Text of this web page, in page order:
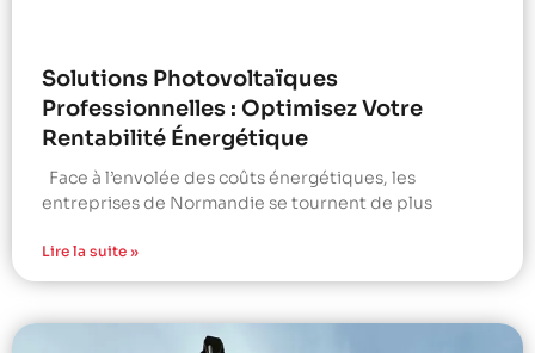
Solutions Photovoltaïques
Professionnelles : Optimisez Votre
Rentabilité Énergétique
Face à l’envolée des coûts énergétiques, les
entreprises de Normandie se tournent de plus
Lire la suite »